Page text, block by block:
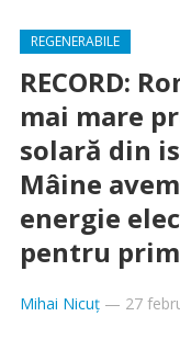
REGENERABILE
RECORD:
mai mare
solară din
Mâine
energie
pentru
Mihai Nicuț— 27